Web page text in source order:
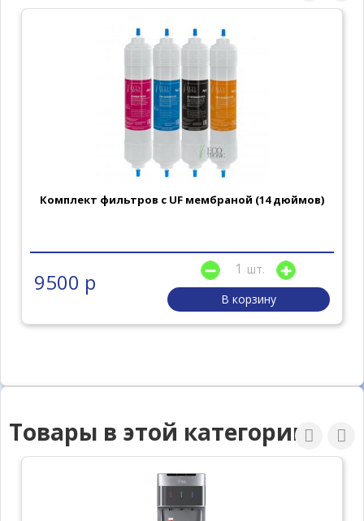
Комплект фильтров с UF мембраной (14 дюймов)
9500 р
шт.
В корзину
Товары в этой категории